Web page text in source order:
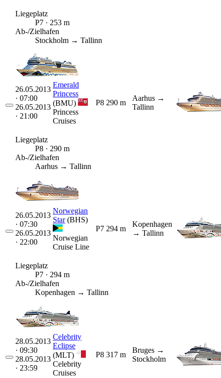
Liegeplatz
P7 · 253 m
Ab-/Zielhafen
Stockholm → Tallinn
26.05.2013
· 07:00
26.05.2013
· 21:00
Emerald
Princess
(BMU)
Princess
Cruises
P8 290 m
Aarhus →
Tallinn
Liegeplatz
P8 · 290 m
Ab-/Zielhafen
Aarhus → Tallinn
26.05.2013
· 07:30
26.05.2013
· 22:00
Norwegian
Star (BHS)
Norwegian
Cruise Line
P7 294 m
Kopenhagen
→ Tallinn
Liegeplatz
P7 · 294 m
Ab-/Zielhafen
Kopenhagen → Tallinn
28.05.2013
· 09:30
28.05.2013
· 23:59
Celebrity
Eclipse
(MLT)
Celebrity
Cruises
P8 317 m
Bruges →
Stockholm